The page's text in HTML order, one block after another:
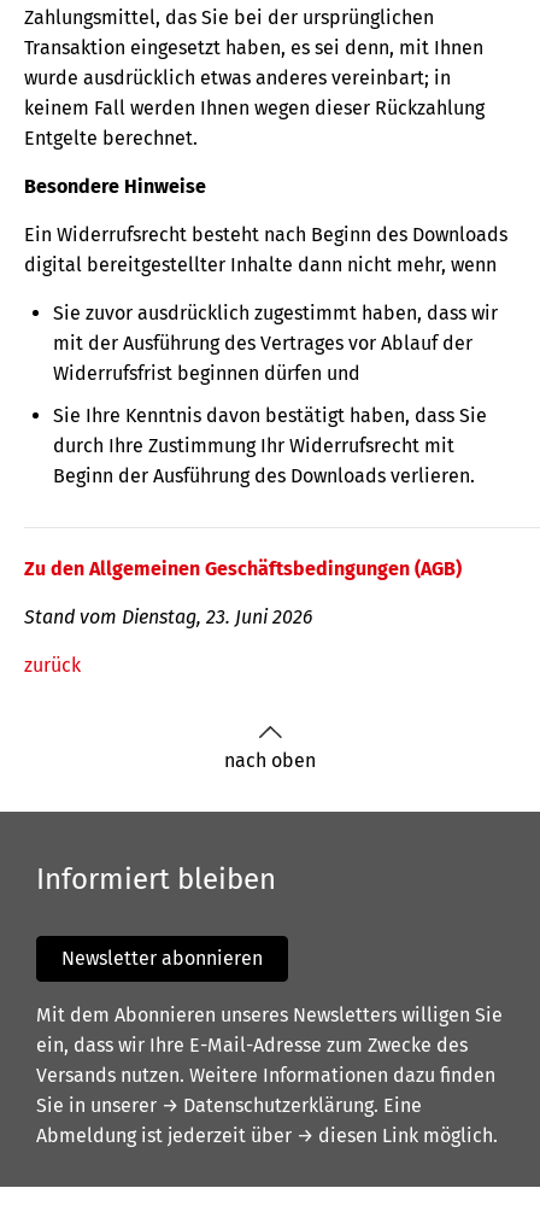
Zahlungsmittel, das Sie bei der ursprünglichen
Transaktion eingesetzt haben, es sei denn, mit Ihnen
wurde ausdrücklich etwas anderes vereinbart; in
keinem Fall werden Ihnen wegen dieser Rückzahlung
Entgelte berechnet.
Besondere Hinweise
Ein Widerrufsrecht besteht nach Beginn des Downloads
digital bereitgestellter Inhalte dann nicht mehr, wenn
Sie zuvor ausdrücklich zugestimmt haben, dass wir
mit der Ausführung des Vertrages vor Ablauf der
Widerrufsfrist beginnen dürfen und
Sie Ihre Kenntnis davon bestätigt haben, dass Sie
durch Ihre Zustimmung Ihr Widerrufsrecht mit
Beginn der Ausführung des Downloads verlieren.
Zu den Allgemeinen Geschäftsbedingungen (AGB)
Stand vom Dienstag, 23. Juni 2026
zurück
nach oben
Informiert bleiben
Newsletter abonnieren
Mit dem Abonnieren unseres Newsletters willigen Sie
ein, dass wir Ihre E-Mail-Adresse zum Zwecke des
Versands nutzen. Weitere Informationen dazu finden
Sie in unserer → Datenschutzerklärung. Eine
Abmeldung ist jederzeit über → diesen Link möglich.